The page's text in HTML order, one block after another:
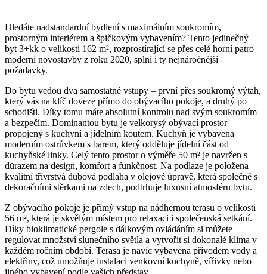
Hledáte nadstandardní bydlení s maximálním soukromím,
prostorným interiérem a špičkovým vybavením? Tento jedinečný
byt 3+kk o velikosti 162 m², rozprostírající se přes celé horní patro
moderní novostavby z roku 2020, splní i ty nejnáročnější
požadavky.
Do bytu vedou dva samostatné vstupy – první přes soukromý výtah,
který vás na klíč doveze přímo do obývacího pokoje, a druhý po
schodišti. Díky tomu máte absolutní kontrolu nad svým soukromím
a bezpečím. Dominantou bytu je velkorysý obývací prostor
propojený s kuchyní a jídelním koutem. Kuchyň je vybavena
moderním ostrůvkem s barem, který odděluje jídelní část od
kuchyňské linky. Celý tento prostor o výměře 50 m² je navržen s
důrazem na design, komfort a funkčnost. Na podlaze je položena
kvalitní třívrstvá dubová podlaha v olejové úpravě, která společně s
dekoračními stěrkami na zdech, podtrhuje luxusní atmosféru bytu.
Z obývacího pokoje je přímý vstup na nádhernou terasu o velikosti
56 m², která je skvělým místem pro relaxaci i společenská setkání.
Díky bioklimatické pergole s dálkovým ovládáním si můžete
regulovat množství slunečního světla a vytvořit si dokonalé klima v
každém ročním období. Terasa je navíc vybavena přívodem vody a
elektřiny, což umožňuje instalaci venkovní kuchyně, vířivky nebo
jiného vybavení podle vašich představ.